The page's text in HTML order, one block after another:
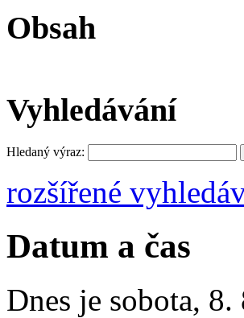
Obsah
Vyhledávání
Hledaný výraz:
rozšířené
Datum a čas
Dnes je sobota, 8.